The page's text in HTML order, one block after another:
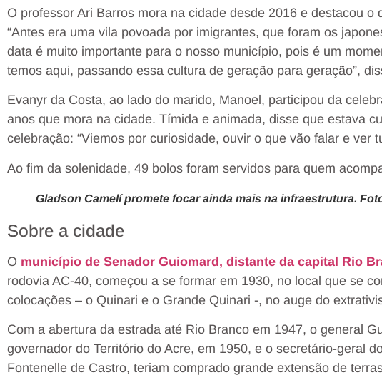
O professor Ari Barros mora na cidade desde 2016 e destacou o
“Antes era uma vila povoada por imigrantes, que foram os
data é muito importante para o nosso município, pois é um
temos aqui, passando essa cultura de geração para geração”,
Evanyr da Costa, ao lado do marido, Manoel, participou da
anos que mora na cidade. Tímida e animada, disse que estava
celebração: “Viemos por curiosidade, ouvir o que vão falar e ver
Ao fim da solenidade, 49 bolos foram servidos para quem
Gladson Camelí promete focar ainda mais na infraestrutura.
Sobre a cidade
O município de Senador Guiomard, distante da capital Rio
rodovia AC-40, começou a se formar em 1930, no local que se
colocações – o Quinari e o Grande Quinari -, no auge do
Com a abertura da estrada até Rio Branco em 1947, o general
governador do Território do Acre, em 1950, e o secretário-geral
Fontenelle de Castro, teriam comprado grande extensão de